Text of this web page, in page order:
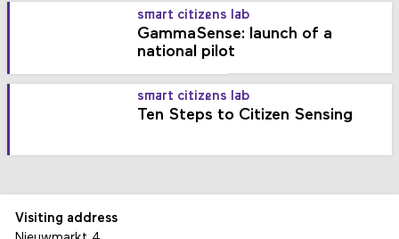
smart citizens lab
GammaSense: launch of a
national pilot
smart citizens lab
Ten Steps to Citizen Sensing
Visiting address